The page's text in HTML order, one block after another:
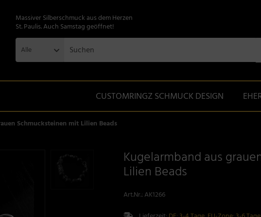
Massiver Silberschmuck aus dem Herzen
St. Paulis. Auch Samstag geöffnet!
Alle
CUSTOMRINGZ SCHMUCK DESIGN
Schmucksteinen mit Lilien Beads
Kugelarmband aus
Lilien Beads
Art.Nr.: AK1266